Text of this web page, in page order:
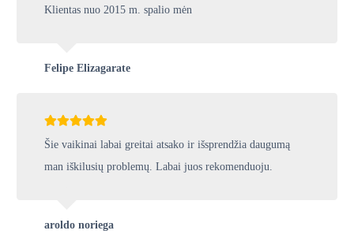
Klientas nuo 2015 m. spalio mėn
Felipe Elizagarate
Šie vaikinai labai greitai atsako ir išsprendžia daugumą
man iškilusių problemų. Labai juos rekomenduoju.
aroldo noriega